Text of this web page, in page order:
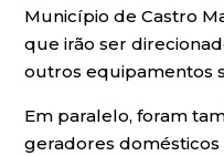
Município de Castro
que irão ser
outros equipamentos
Em paralelo, foram
geradores